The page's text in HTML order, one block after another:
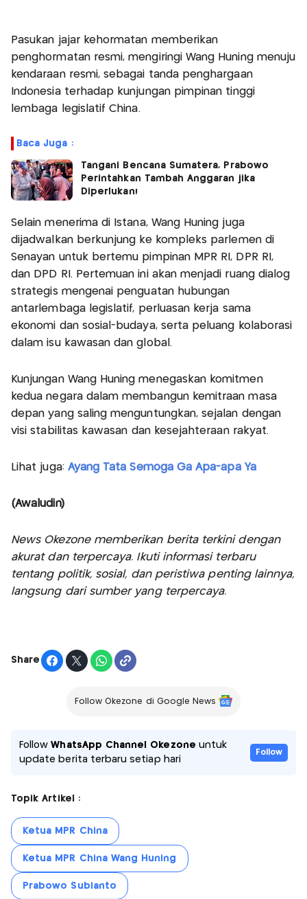
Pasukan jajar kehormatan memberikan
penghormatan resmi, mengiringi Wang Huning menuju
kendaraan resmi, sebagai tanda penghargaan
Indonesia terhadap kunjungan pimpinan tinggi
lembaga legislatif China.
Baca Juga :
Tangani Bencana Sumatera, Prabowo
Perintahkan Tambah Anggaran jika
Diperlukan!
Selain menerima di Istana, Wang Huning juga
dijadwalkan berkunjung ke kompleks parlemen di
Senayan untuk bertemu pimpinan MPR RI, DPR RI,
dan DPD RI. Pertemuan ini akan menjadi ruang dialog
strategis mengenai penguatan hubungan
antarlembaga legislatif, perluasan kerja sama
ekonomi dan sosial-budaya, serta peluang kolaborasi
dalam isu kawasan dan global.
Kunjungan Wang Huning menegaskan komitmen
kedua negara dalam membangun kemitraan masa
depan yang saling menguntungkan, sejalan dengan
visi stabilitas kawasan dan kesejahteraan rakyat.
Lihat juga: Ayang Tata Semoga Ga Apa-apa Ya
(Awaludin)
News Okezone memberikan berita terkini dengan
akurat dan terpercaya. Ikuti informasi terbaru
tentang politik, sosial, dan peristiwa penting lainnya,
langsung dari sumber yang terpercaya.
Share
Follow Okezone di Google News
FollowWhatsApp Channel Okezone untuk
update berita terbaru setiap hari
Follow
Topik Artikel :
Ketua MPR China
Ketua MPR China Wang Huning
Prabowo Subianto